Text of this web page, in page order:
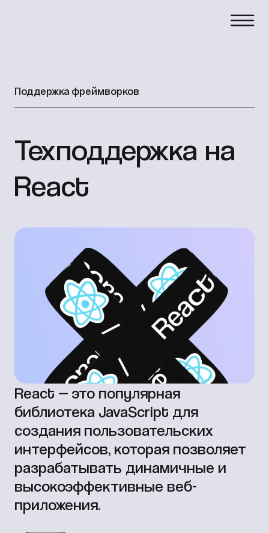
Поддержка фреймворков
Техподдержка на
React
React — это популярная
библиотека JavaScript для
создания пользовательских
интерфейсов, которая позволяет
разрабатывать динамичные и
высокоэффективные веб-
приложения.